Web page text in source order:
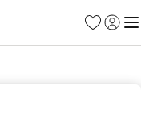
收藏夾
登入 選